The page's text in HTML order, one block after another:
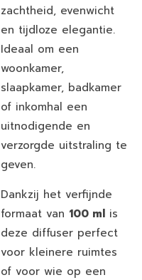
zachtheid, evenwicht
en tijdloze elegantie.
Ideaal om een
woonkamer,
slaapkamer, badkamer
of inkomhal een
uitnodigende en
verzorgde uitstraling te
geven.
Dankzij het verfijnde
formaat van 100 ml is
deze diffuser perfect
voor kleinere ruimtes
of voor wie op een